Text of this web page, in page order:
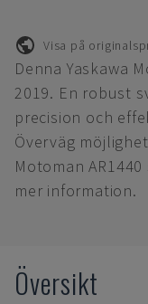
Visa på
Denna Yaskawa
2019. En robust
precision och
Överväg
Motoman
mer information.
Översikt